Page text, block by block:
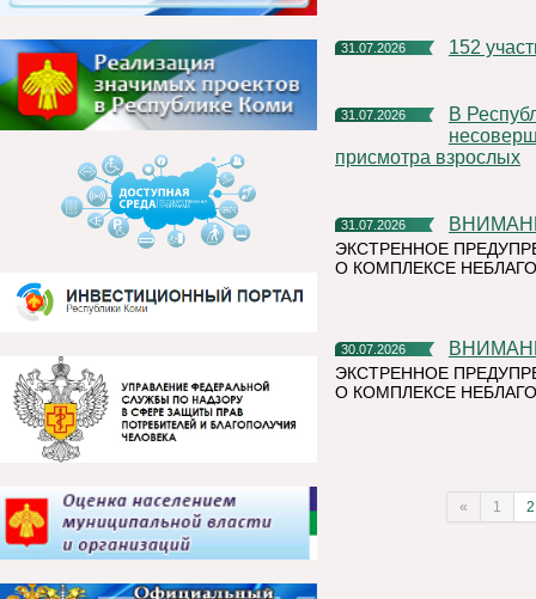
31.07.2026 152
31.07.2026
В Республике Коми участились случаи нахождения и купания
присмотра взрослых
31.07.2026
ЭКСТРЕННОЕ
О КОМПЛЕКСЕ
30.07.2026
ЭКСТРЕННОЕ
О КОМПЛЕКСЕ
« 1 2